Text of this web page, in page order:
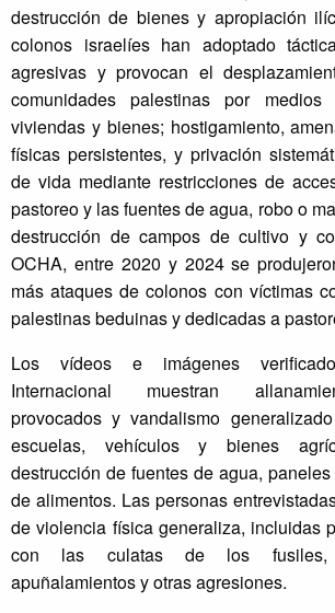
destrucción de bienes y apropiación
colonos israelíes han adoptado
agresivas y provocan el
comunidades palestinas por
viviendas y bienes; hostigamiento,
físicas persistentes, y privación
de vida mediante restricciones de
pastoreo y las fuentes de agua, robo o
destrucción de campos de cultivo y
OCHA, entre 2020 y 2024 se
más ataques de colonos con víctimas
palestinas beduinas y dedicadas a
Los vídeos e imágenes
Internacional muestran
provocados y vandalismo
escuelas, vehículos y bienes
destrucción de fuentes de agua,
de alimentos. Las personas
de violencia física generaliza, incluidas
con las culatas de los fusiles,
apuñalamientos y otras agresiones.